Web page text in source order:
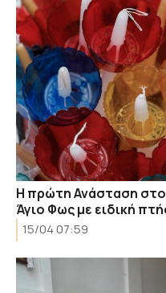
Η πρώτη Ανάσταση
Άγιο Φως με ειδική
15/04 07:59